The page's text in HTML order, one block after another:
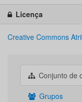
Licença
Creative Commons
Conjunto de
Grupos